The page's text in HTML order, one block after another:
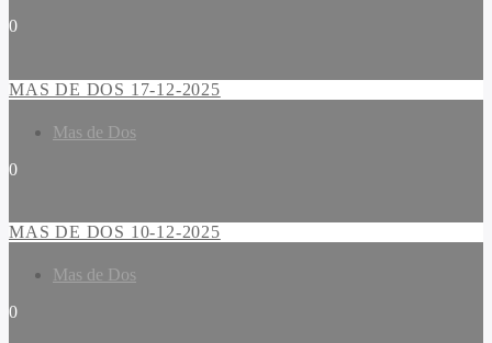
0
MAS DE DOS 17-12-2025
Mas de Dos
0
MAS DE DOS 10-12-2025
Mas de Dos
0